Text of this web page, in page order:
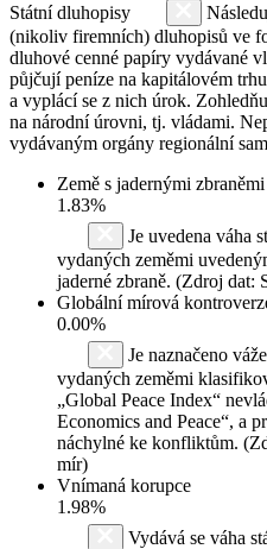
Státní dluhopisy
(nikoliv firemních) dluhopisů ve
dluhové cenné papíry vydávané
půjčují peníze na kapitálovém
a vyplácí se z nich úrok.
na národní úrovni, tj. vládami.
vydávaným orgány regionální
Země s jadernými zbraněmi
1.83%
Je uvedena váha
vydaných zeměmi
jaderné zbraně. (Zdroj dat:
Globální mírová
0.00%
Je naznačeno
vydaných zeměmi
„Global Peace Index“
Economics and Peace“, a
náchylné ke konfliktům.
mír)
Vnímaná korupce
1.98%
Vydává se váha